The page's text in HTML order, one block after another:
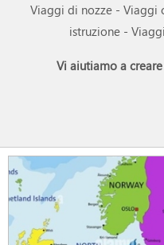
Viaggi di nozze - Viaggi
istruzione -
Vi aiutiamo a